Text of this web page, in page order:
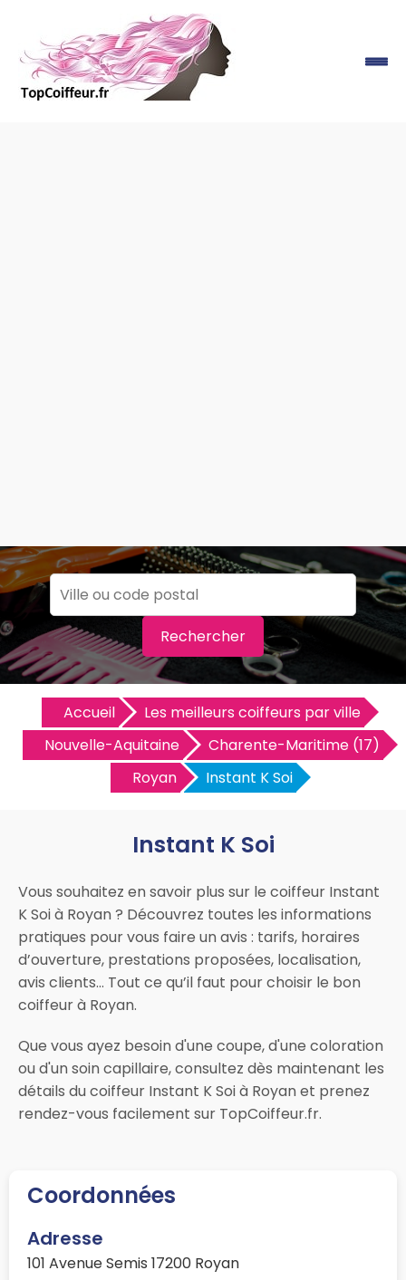
Rechercher
Accueil
Les meilleurs coiffeurs par ville
Nouvelle-Aquitaine
Charente-Maritime (17)
Royan
Instant K Soi
Instant K Soi
Vous souhaitez en savoir plus sur le coiffeur Instant
K Soi à Royan ? Découvrez toutes les informations
pratiques pour vous faire un avis : tarifs, horaires
d’ouverture, prestations proposées, localisation,
avis clients… Tout ce qu’il faut pour choisir le bon
coiffeur à Royan.
Que vous ayez besoin d'une coupe, d'une coloration
ou d'un soin capillaire, consultez dès maintenant les
détails du coiffeur Instant K Soi à Royan et prenez
rendez-vous facilement sur TopCoiffeur.fr.
Coordonnées
Adresse
101 Avenue Semis 17200 Royan